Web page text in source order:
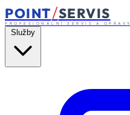
POINT/SERVIS
PROFESIONÁLNÍ SERVIS A OPRAVY
Služby